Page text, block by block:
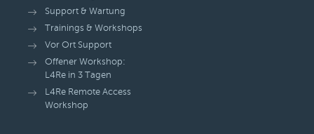
Support & Wartung
Trainings & Workshops
Vor Ort Support
Offener Workshop:
L4Re in 3 Tagen
L4Re Remote Access
Workshop